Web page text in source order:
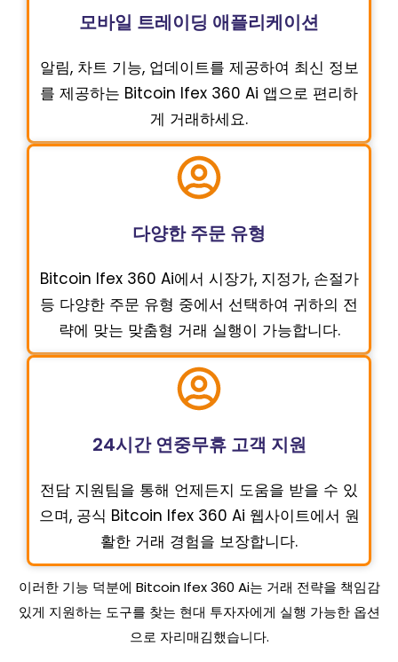
모바일 트레이딩 애플리케이션
알림, 차트 기능, 업데이트를 제공하여 최신 정보
를 제공하는 Bitcoin Ifex 360 Ai 앱으로 편리하
게 거래하세요.
다양한 주문 유형
Bitcoin Ifex 360 Ai에서 시장가, 지정가, 손절가
등 다양한 주문 유형 중에서 선택하여 귀하의 전
략에 맞는 맞춤형 거래 실행이 가능합니다.
24시간 연중무휴 고객 지원
전담 지원팀을 통해 언제든지 도움을 받을 수 있
으며, 공식 Bitcoin Ifex 360 Ai 웹사이트에서 원
활한 거래 경험을 보장합니다.
이러한 기능 덕분에 Bitcoin Ifex 360 Ai는 거래 전략을 책임감
있게 지원하는 도구를 찾는 현대 투자자에게 실행 가능한 옵션
으로 자리매김했습니다.